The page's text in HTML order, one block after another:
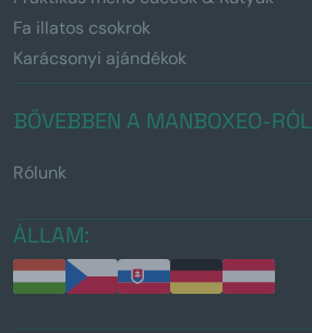
Fa illatos csokrok
Karácsonyi ajándékok
BŐVEBBEN A MANBOXEO-RÓL
Rólunk
ÁLLAM: